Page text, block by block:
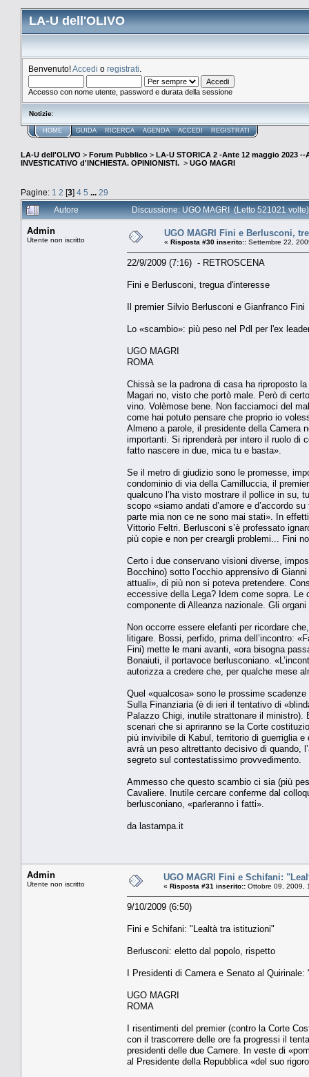
LA-U dell'OLIVO
Benvenuto!Accedi o registrati
Accesso con nome utente, password e durata della sessione
Notizie:
HOME GUIDA RICERCA AGENDA ACCEDI REGISTRATI
LA-U dell'OLIVO > Forum Pubblico > LA-U STORICA 2 -Ante 12 maggio 2023 --
INVESTICATIVO d'INCHIESTA. OPINIONISTI. > UGO MAGRI
Pagine: 1 2 [3] 4 5 ... 29
Autore
Discussione: UGO MAGRI (Letto 521021 volte)
Admin
Utente non iscritto
UGO MAGRI Fini e Berlusconi,
« Risposta #30 inserito:: Settembre 22,
22/9/2009 (7:16) - RETROSCENA
Fini e Berlusconi, tregua d'interesse
Il premier Silvio Berlusconi e Gianfranco Fini
Lo «scambio»: più peso nel Pdl per l'ex
UGO MAGRI
ROMA
Chissà se la padrona di casa ha riproposto
Magari no, visto che portò male. Però di
vino. Volèmose bene. Non facciamoci del
come hai potuto pensare che proprio io
Almeno a parole, il presidente della Camera
importanti. Si riprenderà per intero il ruolo di
fatto nascere in due, mica tu e basta».
Se il metro di giudizio sono le promesse,
condominio di via della Camilluccia, il
qualcuno l’ha visto mostrare il pollice in su,
scopo «siamo andati d’amore e d’accordo
parte mia non ce ne sono mai stati». In
Vittorio Feltri. Berlusconi s’è professato
più copie e non per creargli problemi... Fini
Certo i due conservano visioni diverse,
Bocchino) sotto l’occhio apprensivo di
attuali», di più non si poteva pretendere.
eccessive della Lega? Idem come sopra. Le
componente di Alleanza nazionale. Gli
Non occorre essere elefanti per ricordare
litigare. Bossi, perfido, prima dell’incontro:
Fini) mette le mani avanti, «ora bisogna
Bonaiuti, il portavoce berlusconiano.
autorizza a credere che, per qualche mese
Quel «qualcosa» sono le prossime
Sulla Finanziaria (è di ieri il tentativo di
Palazzo Chigi, inutile strattonare il
scenari che si apriranno se la Corte
più invivibile di Kabul, territorio di guerriglia
avrà un peso altrettanto decisivo di quando,
segreto sul contestatissimo provvedimento.
Ammesso che questo scambio ci sia (più
Cavaliere. Inutile cercare conferme dal
berlusconiano, «parleranno i fatti».
da lastampa.it
Admin
Utente non iscritto
UGO MAGRI Fini e Schifani:
« Risposta #31 inserito:: Ottobre 09, 2009,
9/10/2009 (6:50)
Fini e Schifani: "Lealtà tra istituzioni"
Berlusconi: eletto dal popolo, rispetto
I Presidenti di Camera e Senato al
UGO MAGRI
ROMA
I risentimenti del premier (contro la Corte
con il trascorrere delle ore fa progressi il
presidenti delle due Camere. In veste di
al Presidente della Repubblica «del suo